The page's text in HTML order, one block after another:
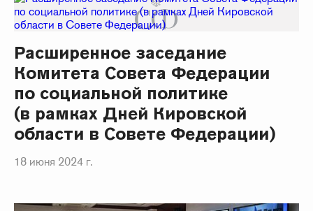
Расширенное заседание
Комитета Совета Федерации
по социальной политике
(в рамках Дней Кировской
области в Совете Федерации)
18 июня 2024 г.